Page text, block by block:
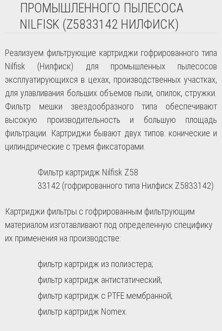
ПРОМЫШЛЕННОГО ПЫЛЕСОСА
NILFISK (Z5833142 НИЛФИСК)
Реализуем фильтрующие картриджи гофрированного типа
Nilfisk (Нилфиск) для промышленных пылесосов
эксплуатирующихся в цехах, производственных участках,
для улавливания больших объемов пыли, опилок, стружки.
Фильтр мешки звездообразного типа обеспечивают
высокую производительность и большую площадь
фильтрации. Картриджи бывают двух типов: конические и
цилиндрические с тремя фиксаторами.
Фильтр картридж Nilfisk Z58
33142 (гофрированного типа Нилфиск Z5833142)
Картриджи фильтры с гофрированным фильтрующим
материалом изготавливают под определенную специфику
их применения на производстве:
фильтр картридж из полиэстера;
фильтр картридж антистатический;
фильтр картридж с PTFE мембранной;
фильтр картридж Nomex.